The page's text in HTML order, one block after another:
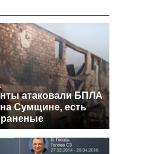
атаковали БПЛА
Сумщине, есть